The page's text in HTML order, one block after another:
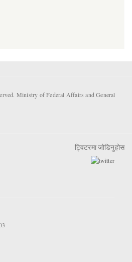
Ministry of Federal Affairs and General
ट्विटरमा जोडिनुहोस